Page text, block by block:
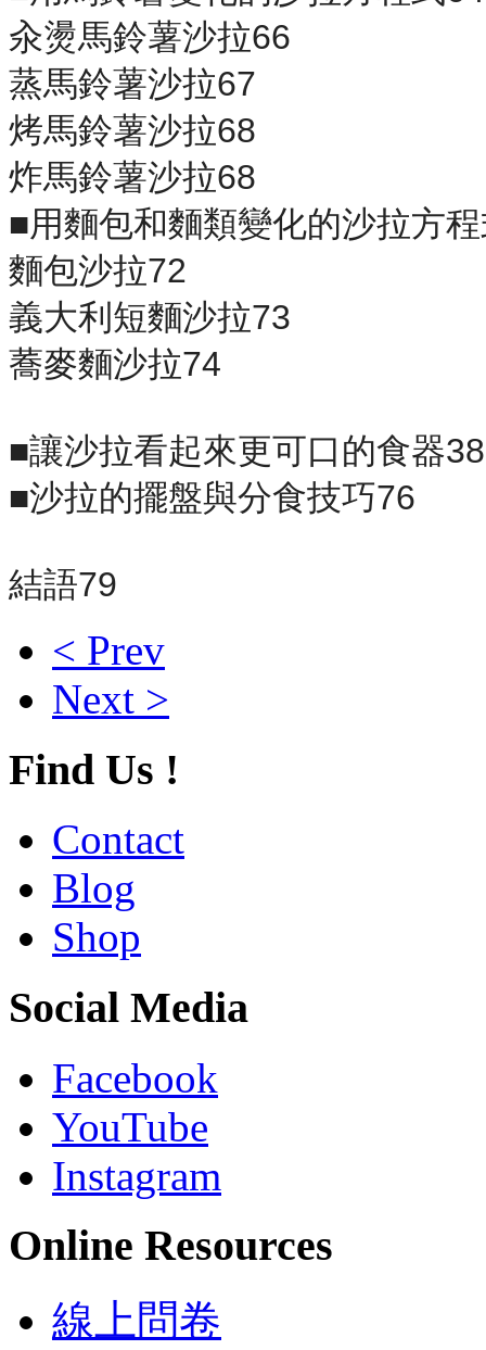
汆燙馬鈴薯沙拉66
蒸馬鈴薯沙拉67
烤馬鈴薯沙拉68
炸馬鈴薯沙拉68
■用麵包和麵類變化的沙拉方
麵包沙拉72
義大利短麵沙拉73
蕎麥麵沙拉74
■讓沙拉看起來更可口的食器38
■沙拉的擺盤與分食技巧76
結語79
< Prev
Next >
Find Us !
Contact
Blog
Shop
Social Media
Facebook
YouTube
Instagram
Online Resources
線上問卷